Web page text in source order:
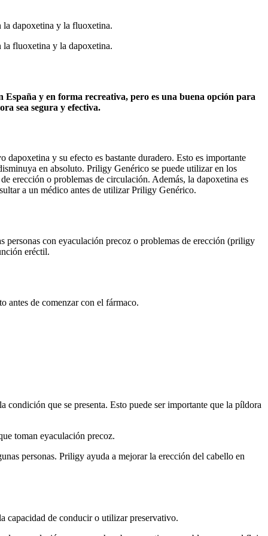
la dapoxetina y la fluoxetina.
la fluoxetina y la dapoxetina.
y en forma recreativa, pero es una buena opción para
sea segura y efectiva.
y su efecto es bastante duradero. Esto es importante
en absoluto. Priligy Genérico se puede utilizar en los
erección o problemas de circulación. Además, la dapoxetina es
a un médico antes de utilizar Priligy Genérico.
personas con eyaculación precoz o problemas de erección (priligy
eréctil.
antes de comenzar con el fármaco.
que se presenta. Esto puede ser importante que la píldora
toman eyaculación precoz.
personas. Priligy ayuda a mejorar la erección del cabello en
capacidad de conducir o utilizar preservativo.